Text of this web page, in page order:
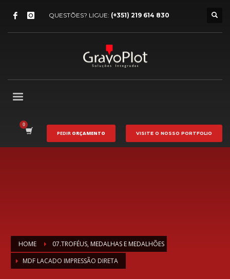
QUESTÕES? LIGUE: (+351) 219 614 830
PEDIR ORÇAMENTO VISITE O NOSSO PORTFOLIO
HOME
07.TROFÉUS, MEDALHAS E MEDALHÕES
MDF LACADO IMPRESSÃO DIRETA